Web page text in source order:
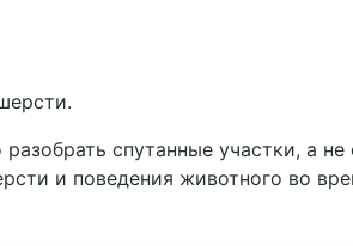
спутанные участки, а не
и поведения животного во